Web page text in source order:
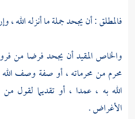
فالمطلق : أن يجحد جملة ما أنزله الله ،
والخاص المقيد أن يجحد فرضا من
محرم من محرماته ، أو صفة وصف الله
الله به ، عمدا ، أو تقديما لقول
الأغراض .